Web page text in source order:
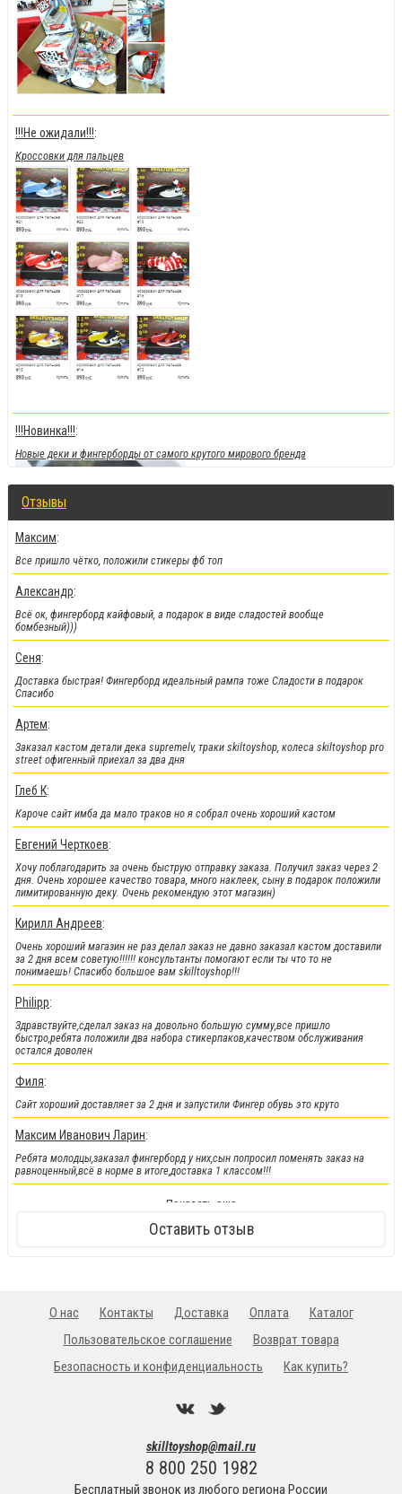
!!!Не ожидали!!!:
Кроссовки для пальцев
!!!Новинка!!!:
Новые деки и фингерборды от самого крутого мирового бренда
!!!Скидки!!!
На парки также на часть фингербордов
!!!Новинки!!!:
Легендарные металлические фингер BMX от Flick Trix снова у нас.
Отзывы
Максим:
Все пришло чётко, положили стикеры фб топ
Александр:
Всё ок, фингерборд кайфовый, а подарок в виде сладостей вообще
бомбезный)))
Сеня:
Доставка быстрая! Фингерборд идеальный рампа тоже Сладости в подарок
Спасибо
Артем:
Заказал кастом детали дека supremelv, траки skiltoyshop, колеса skiltoyshop pro
street офигенный приехал за два дня
Глеб К:
Кароче сайт имба да мало траков но я собрал очень хороший кастом
Евгений Черткоев:
Хочу поблагодарить за очень быструю отправку заказа. Получил заказ через 2
дня. Очень хорошее качество товара, много наклеек, сыну в подарок положили
лимитированную деку. Очень рекомендую этот магазин)
Кирилл Андреев:
Очень хороший магазин не раз делал заказ не давно заказал кастом доставили
за 2 дня всем советую!!!!!! консультанты помогают если ты что то не
понимаешь! Спасибо большое вам skilltoyshop!!!
Philipp:
Здравствуйте,сделал заказ на довольно большую сумму,все пришло
быстро,ребята положили два набора стикерпаков,качеством обслуживания
остался доволен
Филя:
Сайт хороший доставляет за 2 дня и запустили Фингер обувь это круто
Максим Иванович Ларин:
Ребята молодцы,заказал фингерборд у них,сын попросил поменять заказ на
равноценный,всё в норме в итоге,доставка 1 классом!!!
Показать еще
Оставить отзыв
skilltoyshop@mail.ru
8 800 250 1982
Бесплатный звонок из любого региона России
О нас Контакты Доставка Оплата
Каталог
Пользовательское соглашение
Возврат товара
Безопасность и конфиденциальность
Как купить?